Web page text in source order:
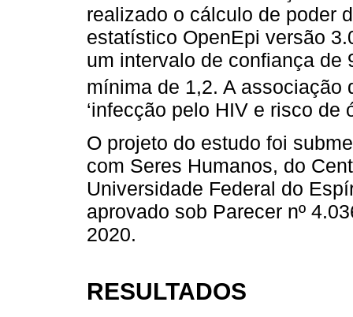
realizado o cálculo de poder
estatístico OpenEpi versão
um intervalo de confiança de
mínima de 1,2. A associação
‘infecção pelo HIV e risco de
O projeto do estudo foi
com Seres Humanos, do
Universidade Federal do
aprovado sob Parecer nº
2020.
RESULTADOS